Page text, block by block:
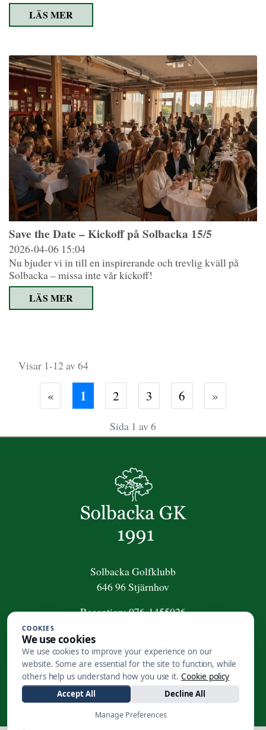
LÄS MER
Save the Date – Kickoff på Solbacka 15/5
2026-04-06 15:04
Nu bjuder vi in till en inspirerande och trevlig kväll på
Solbacka – missa inte vår kickoff!
LÄS MER
Visar 1-12 av 64
« 1 (NUVARANDE SIDA)
2 3 6 »
Sida 1 av 6
Solbacka Golfklubb
646 96 Stjärnhov
Reception:076-1455026
För frågor om golfpaket:
golfpaket@solbackagk.se
Kansli: 0158-410 50
info@solbackagk.se
COOKIES
We use cookies
We use cookies to improve your experience on our
website. Some are essential for the site to function, while
others help us understand how you use it. Cookie policy
Accept All
Decline All
Manage Preferences